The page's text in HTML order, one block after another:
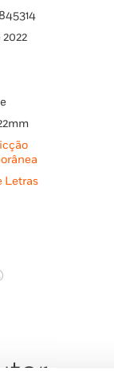
Letras